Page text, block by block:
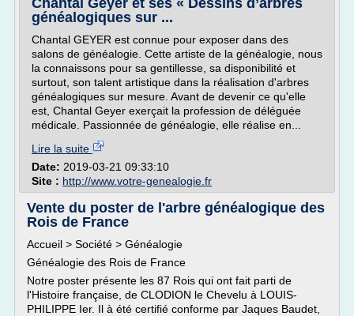
Chantal Geyer et ses « Dessins d’arbres
généalogiques sur ...
Chantal GEYER est connue pour exposer dans des
salons de généalogie. Cette artiste de la généalogie, nous
la connaissons pour sa gentillesse, sa disponibilité et
surtout, son talent artistique dans la réalisation d'arbres
généalogiques sur mesure. Avant de devenir ce qu'elle
est, Chantal Geyer exerçait la profession de déléguée
médicale. Passionnée de généalogie, elle réalise en...
Lire la suite
Date: 2019-03-21 09:33:10
Site : http://www.votre-genealogie.fr
Vente du poster de l'arbre généalogique des
Rois de France
Accueil > Société > Généalogie
Généalogie des Rois de France
Notre poster présente les 87 Rois qui ont fait parti de
l'Histoire française, de CLODION le Chevelu à LOUIS-
PHILIPPE Ier. Il à été certifié conforme par Jaques Baudet,